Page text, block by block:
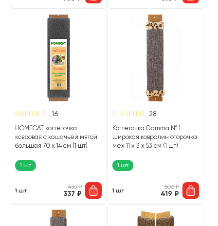
16
HOMECAT когтеточка
ковровая с кошачьей мятой
большая 70 х 14 см (1 шт)
1 шт
1 шт
436₽
337 ₽
28
Когтеточка Gamma № 1
широкая ковролин оторочка
мех 11 х 3 х 53 см (1 шт)
1 шт
1 шт
506₽
419 ₽